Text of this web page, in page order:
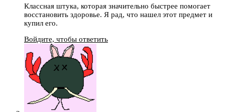
Классная штука, которая значительно быстрее помогает
восстановить здоровье. Я рад, что нашел этот предмет и
купил его.
Войдите, чтобы ответить